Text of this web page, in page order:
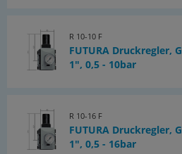
R 10-10 F
FUTURA Druckregler, G
1", 0,5 - 10bar
R 10-16 F
FUTURA Druckregler, G
1", 0,5 - 16bar